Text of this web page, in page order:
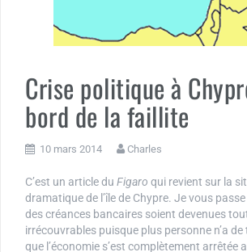
Crise politique à
bord de la faillite
10 mars 2014 Charles
C’est un article du Figaro qui revient sur la
dramatique de l’île de Chypre. Je vous
des créances bancaires soient devenues
irrécouvrables puisque plus personne n’a
que l’économie s’est complètement arrêtée